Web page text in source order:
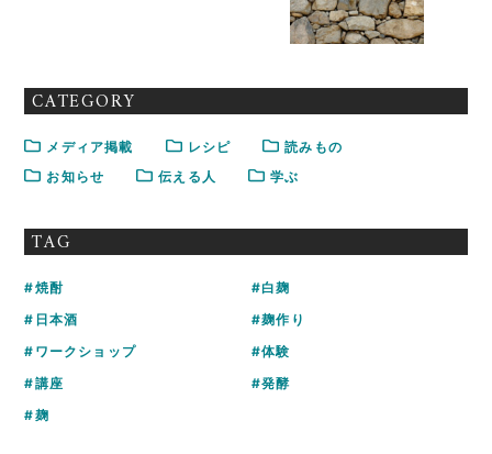
CATEGORY
メディア掲載 レシピ
読みもの
お知らせ
伝える人 学ぶ
TAG
焼酎
白麹
日本酒
麹作り
ワークショップ
体験
講座
発酵
麹